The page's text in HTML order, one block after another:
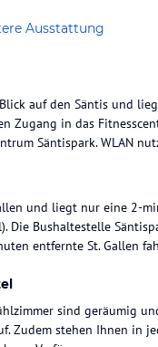
Ausstattung
auf den Säntis und
Zugang in das
Säntispark. WLAN
und liegt nur eine 2-
Die Bushaltestelle
entfernte St. Gallen
sind geräumig
Zudem stehen Ihnen in